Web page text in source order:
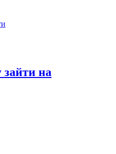
на